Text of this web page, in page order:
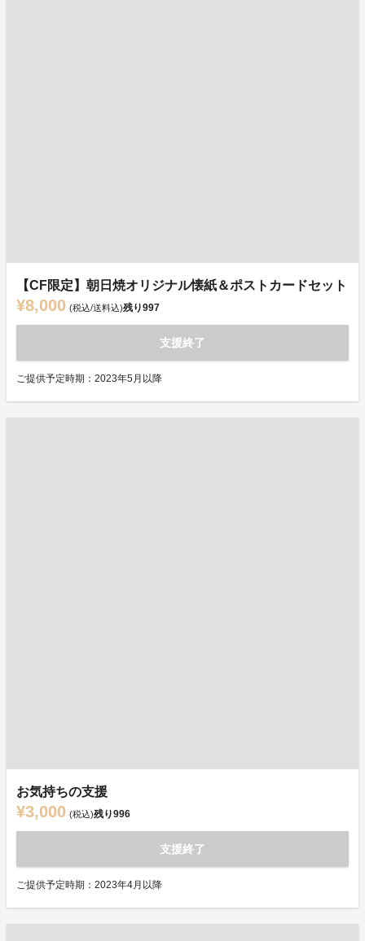
【CF限定】朝日焼オリジナル懐紙＆ポストカードセット
¥8,000 (税込/送料込)残り997
支援終了
ご提供予定時期：2023年5月以降
お気持ちの支援
¥3,000 (税込)残り996
支援終了
ご提供予定時期：2023年4月以降